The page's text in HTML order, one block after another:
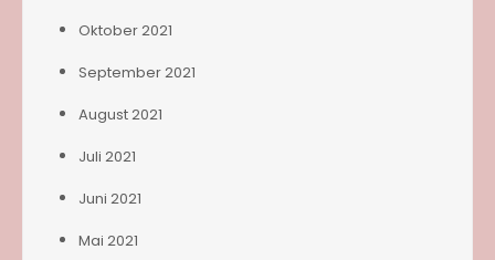
Oktober 2021
September 2021
August 2021
Juli 2021
Juni 2021
Mai 2021